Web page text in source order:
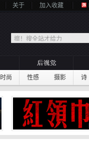
关于 加入收藏
时尚 性感 摄影 诗